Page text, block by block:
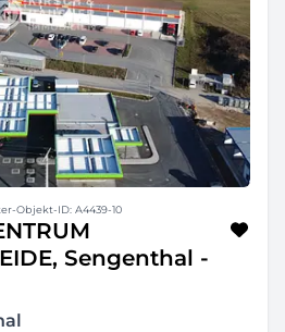
Objekt-ID: A4439-10
Sengenthal -